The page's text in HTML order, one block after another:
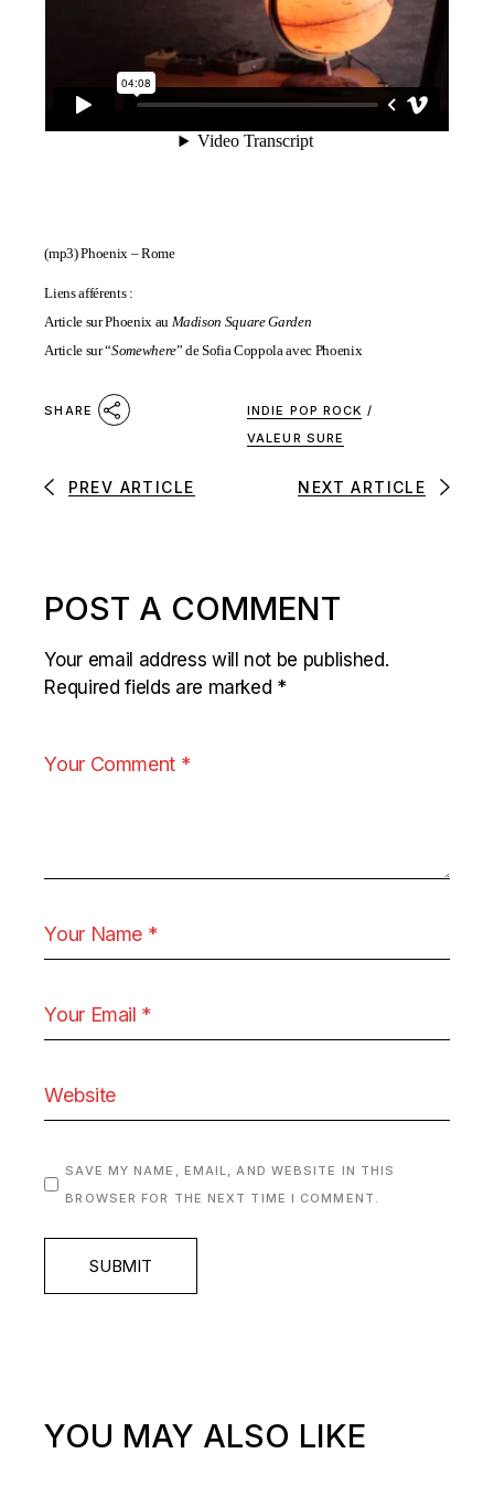
(mp3)Phoenix – Rome
Liens afférents :
Article sur Phoenix au Madison Square Garden
Article sur “Somewhere” de Sofia Coppola avec Phoenix
SHARE INDIE POP ROCK /
VALEUR SURE
PREV ARTICLE NEXT ARTICLE
POST A COMMENT
Your email address will not be published.
Required fields are marked *
SAVE MY NAME, EMAIL, AND WEBSITE IN THIS
BROWSER FOR THE NEXT TIME I COMMENT.
SUBMIT
YOU MAY ALSO LIKE